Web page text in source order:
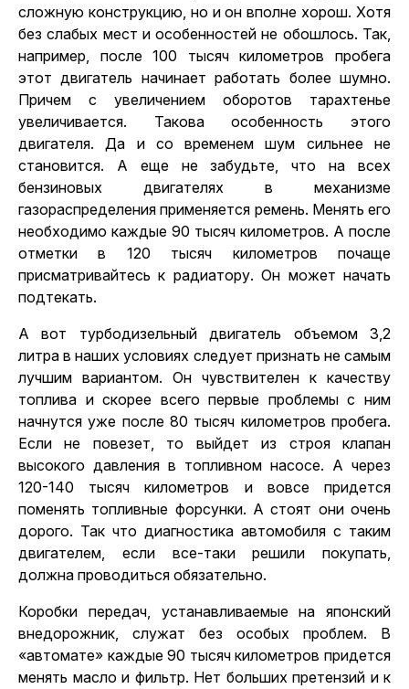
сложную конструкцию, но и он вполне хорош. Хотя
без слабых мест и особенностей не обошлось. Так,
например, после 100 тысяч километров пробега
этот двигатель начинает работать более шумно.
Причем с увеличением оборотов тарахтенье
увеличивается. Такова особенность этого
двигателя. Да и со временем шум сильнее не
становится. А еще не забудьте, что на всех
бензиновых двигателях в механизме
газораспределения применяется ремень. Менять его
необходимо каждые 90 тысяч километров. А после
отметки в 120 тысяч километров почаще
присматривайтесь к радиатору. Он может начать
подтекать.
А вот турбодизельный двигатель объемом 3,2
литра в наших условиях следует признать не самым
лучшим вариантом. Он чувствителен к качеству
топлива и скорее всего первые проблемы с ним
начнутся уже после 80 тысяч километров пробега.
Если не повезет, то выйдет из строя клапан
высокого давления в топливном насосе. А через
120-140 тысяч километров и вовсе придется
поменять топливные форсунки. А стоят они очень
дорого. Так что диагностика автомобиля с таким
двигателем, если все-таки решили покупать,
должна проводиться обязательно.
Коробки передач, устанавливаемые на японский
внедорожник, служат без особых проблем. В
«автомате» каждые 90 тысяч километров придется
менять масло и фильтр. Нет больших претензий и к